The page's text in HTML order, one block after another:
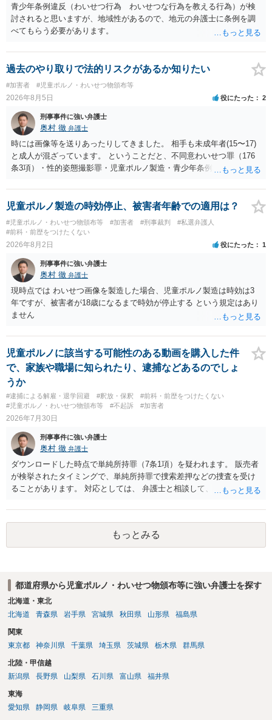
青少年条例違反（わいせつ行為 わいせつな行為を教える行為）が検
討されると思いますが、地域性があるので、地元の弁護士に条例を調
べてもらう必要があります。
過去のやり取りで法的リスクがあるか知りたい
#加害者 #児童ポルノ・わいせつ物頒布等
2026年8月5日 役にたった 2
刑事事件に強い弁護士
奥村 徹 弁護士
時には画像等を送りあったりしてきました。 相手も未成年者(15〜17)
と成人が混ざっています。 ということだと、不同意わいせつ罪（176
条3項）・性的姿態撮影罪・児童ポルノ製造・青少年条例違反（わいせ
で、警察にバレれば、それなりの捜査を受けるでしょう。
児童ポルノ製造の時効停止、被害者年齢での適用は？
#児童ポルノ・わいせつ物頒布等 #加害者 #刑事裁判
#私選弁護人
#前科・前歴をつけたくない
2026年8月2日 役にたった 1
刑事事件に強い弁護士
奥村 徹 弁護士
現時点では わいせつ画像を製造した場合、児童ポルノ製造は時効は3
年ですが、被害者が18歳になるまで時効が停止する という規定はあり
ません
児童ポルノに該当する可能性のある動画を購入した件
で、家族や職場に知られたり、逮捕などあるのでしょ
うか
#逮捕による解雇・退学回避 #釈放・保釈
#前科・前歴をつけたくない
#児童ポルノ・わいせつ物頒布等
#不起訴 #加害者
2026年7月30日
刑事事件に強い弁護士
奥村 徹 弁護士
ダウンロードした時点で単純所持罪（7条1項）を疑われます。 販売者
が検挙されたタイミングで、単純所持罪で捜索差押などの捜査を受け
ることがあります。 対応としては、 弁護士と相談して、 児童ポルノ
談しておく などが考えられます。
もっとみる
都道府県から児童ポルノ・わいせつ物頒布等に強い弁護士を探す
北海道・東北
北海道
青森県 岩手県 宮城県 秋田県 山形県 福島県
関東
東京都
神奈川県 千葉県 埼玉県 茨城県 栃木県 群馬県
北陸・甲信越
新潟県
長野県 山梨県 石川県 富山県 福井県
東海
愛知県
静岡県 岐阜県 三重県